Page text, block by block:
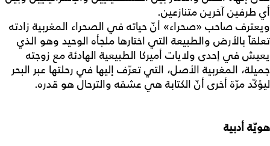
أي طرفين آخرين متنازعين.
ويعترف صاحب «صحراء» أنّ حياته في الصحراء المغربية زادته
تعلقاً بالأرض والطبيعة التي اختارها ملجأه الوحيد وهو الذي
يعيش في إحدى ولايات أميركا الطبيعية الهادئة مع زوجته
جميلة، المغربية الأصل، التي تعرّف إليها في رحلتها عبر البحر
ليؤكّد مرّة أخرى أنّ الكتابة هي عشقه والترحال هو قدره.
هويّة أدبية